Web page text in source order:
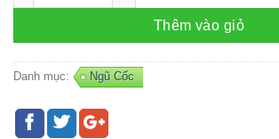
Thêm vào giỏ
Danh mục: Ngũ Cốc